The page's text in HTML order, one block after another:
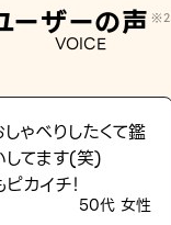
ーザーの声 ※2
VOICE
ゃべりしたくて鑑
てます(笑)
カイチ！
50代 女性